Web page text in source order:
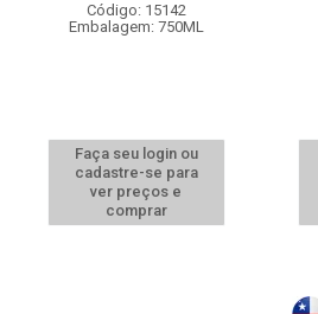
Código: 15142
Embalagem: 750ML
Faça seu login ou
cadastre-se para
ver preços e
comprar